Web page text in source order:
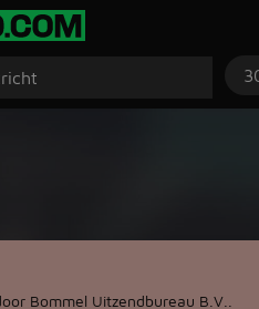
Bommel Uitzendbureau B.V..